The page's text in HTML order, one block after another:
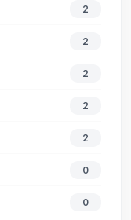
2
2
2
2
2
0
0